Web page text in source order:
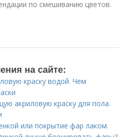
по смешиванию цветов.
на сайте:
краску водой. Чем
акриловую краску для пола.
или покрытие фар лаком.